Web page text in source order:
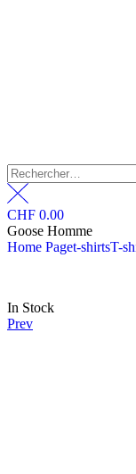
CHF 0.00
Goose Homme
Home Paget-shirtsT-
In Stock
Prev